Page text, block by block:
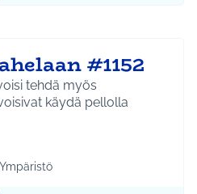
#1152
tehdä myös
käydä pellolla
Etelä-Tuusulan kylät
tulokset teeman mukaan:
Ympäristö